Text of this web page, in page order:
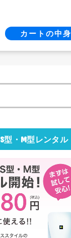
カートの中身
型・M型レンタル